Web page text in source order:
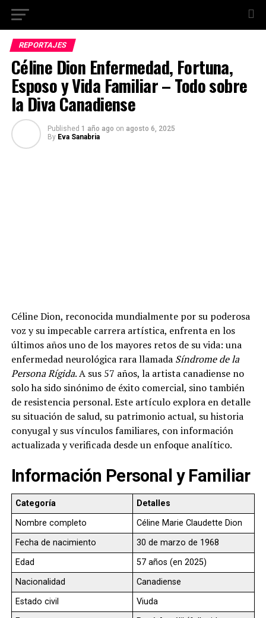
REPORTAJES
Céline Dion Enfermedad, Fortuna,
Esposo y Vida Familiar – Todo sobre
la Diva Canadiense
Published 1 año ago on agosto 6, 2025
By Eva Sanabria
Céline Dion, reconocida mundialmente por su poderosa
voz y su impecable carrera artística, enfrenta en los
últimos años uno de los mayores retos de su vida: una
enfermedad neurológica rara llamada Síndrome de la
Persona Rígida. A sus 57 años, la artista canadiense no
solo ha sido sinónimo de éxito comercial, sino también
de resistencia personal. Este artículo explora en detalle
su situación de salud, su patrimonio actual, su historia
conyugal y sus vínculos familiares, con información
actualizada y verificada desde un enfoque analítico.
Información Personal y Familiar
Categoría
Detalles
Nombre completo
Céline Marie Claudette Dion
Fecha de nacimiento
30 de marzo de 1968
Edad
57 años (en 2025)
Nacionalidad
Canadiense
Estado civil
Viuda